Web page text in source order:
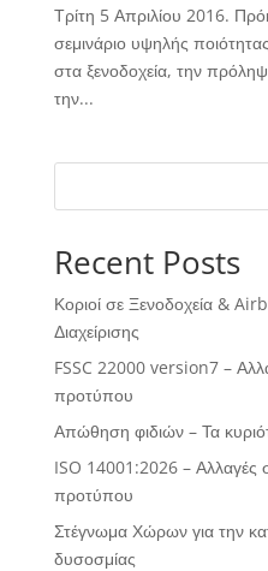
Τρίτη 5 Απριλίου 2016.
σεμινάριο υψηλής
στα ξενοδοχεία, την
την...
Recent Posts
Κοριοί σε Ξενοδοχεία &
Διαχείρισης
FSSC 22000 version7 –
προτύπου
Απώθηση φιδιών – Τα
ISO 14001:2026 – Αλλαγές
προτύπου
Στέγνωμα Χώρων για την
δυσοσμίας